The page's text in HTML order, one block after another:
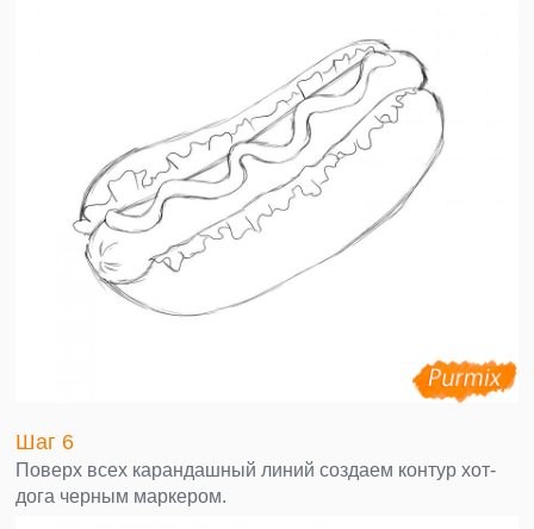
Шаг 6
Поверх всех карандашный линий создаем контур хот-
дога черным маркером.